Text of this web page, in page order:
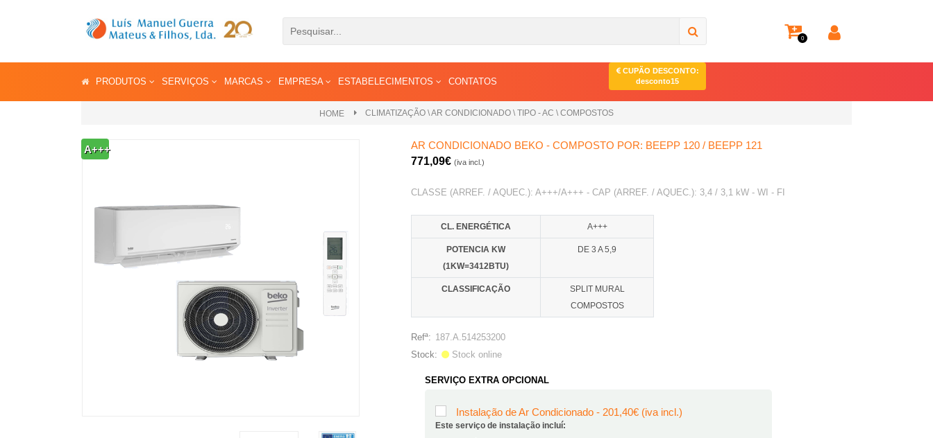
0
PRODUTOS SERVIÇOS MARCAS EMPRESA ESTABELECIMENTOS CONTATOS
CUPÃO DESCONTO:
desconto15
HOME CLIMATIZAÇÃO \ AR CONDICIONADO \ TIPO - AC \ COMPOSTOS
A+++
AR CONDICIONADO BEKO - COMPOSTO POR: BEEPP 120 / BEEPP 121
771,09€ (iva incl.)
CLASSE (ARREF. / AQUEC.): A+++/A+++ - CAP (ARREF. / AQUEC.): 3,4 / 3,1 kW - WI - FI
CL. ENERGÉTICA A+++
POTENCIA KW
(1KW=3412BTU)
DE 3 A 5,9
CLASSIFICAÇÃO
SPLIT MURAL
COMPOSTOS
Refª: 187.A.514253200
Stock:
Stock online
SERVIÇO EXTRA OPCIONAL
Instalação de Ar Condicionado - 201,40€ (iva incl.)
Este serviço de instalação incluí: